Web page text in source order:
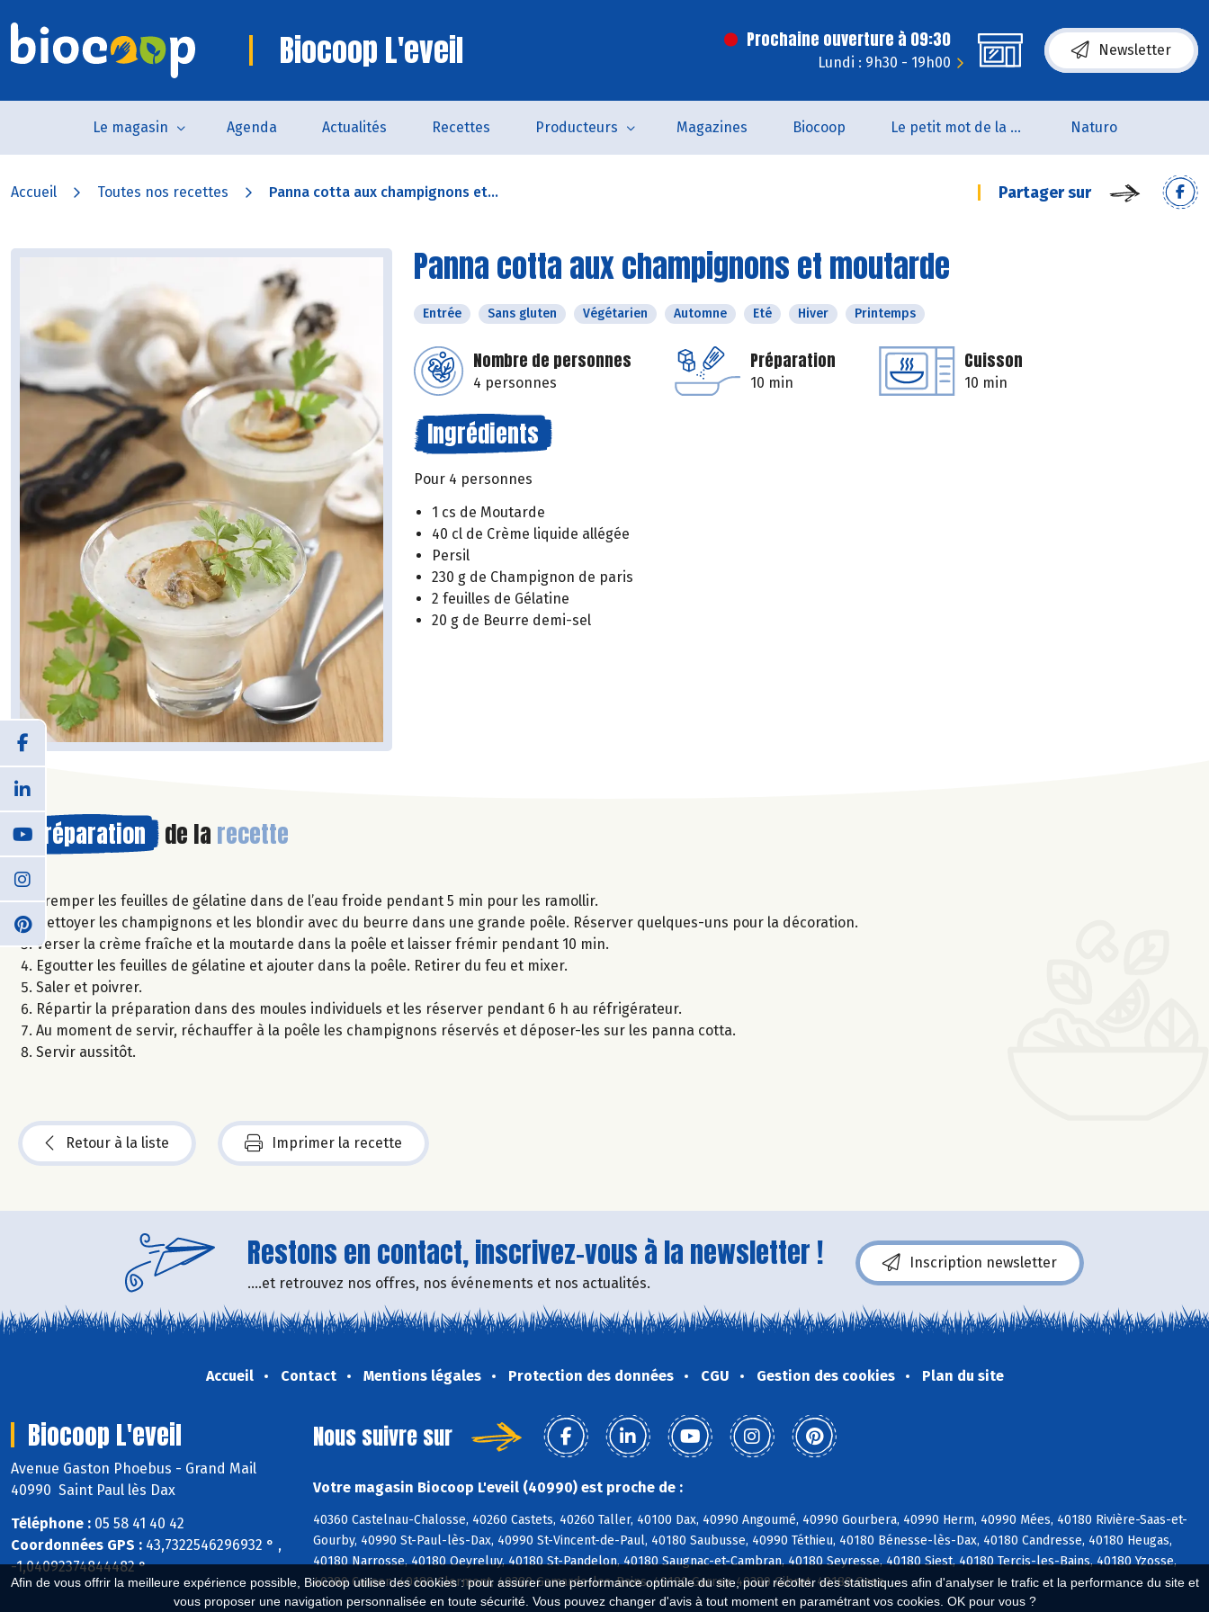
Afin de vous offrir la meilleure expérience possible, Biocoop utilise des cookies : pour assurer une performance optimale du site, pour récolter des statistiques afin d'analyser le trafic et la performance du site et
vous proposer une navigation personnalisée en toute sécurité. Vous pouvez changer d'avis à tout moment en paramétrant vos cookies. OK pour vous ?
Biocoop L'eveil Prochaine ouverture à 09:30
Lundi : 9h30 - 19h00
Newsletter
Le magasin Agenda Actualités Recettes Producteurs Magazines Biocoop Le petit mot de la naturo Naturo
Accueil Toutes nos recettes Panna cotta aux champignons et... Partager sur
Panna cotta aux champignons et moutarde
Entrée Sans gluten Végétarien Automne Eté Hiver Printemps
Nombre de personnes
4 personnes
Préparation
10 min
Cuisson
10 min
Ingrédients
Pour 4 personnes
1 cs de Moutarde
40 cl de Crème liquide allégée
Persil
230 g de Champignon de paris
2 feuilles de Gélatine
20 g de Beurre demi-sel
Préparation de la recette
Tremper les feuilles de gélatine dans de l’eau froide pendant 5 min pour les ramollir.
Nettoyer les champignons et les blondir avec du beurre dans une grande poêle. Réserver quelques-uns pour la décoration.
Verser la crème fraîche et la moutarde dans la poêle et laisser frémir pendant 10 min.
Egoutter les feuilles de gélatine et ajouter dans la poêle. Retirer du feu et mixer.
Saler et poivrer.
Répartir la préparation dans des moules individuels et les réserver pendant 6 h au réfrigérateur.
Au moment de servir, réchauffer à la poêle les champignons réservés et déposer-les sur les panna cotta.
Servir aussitôt.
Retour à la liste Imprimer la recette
Restons en contact, inscrivez-vous à la newsletter !
....et retrouvez nos offres, nos événements et nos actualités.
Inscription newsletter
Accueil Contact Mentions légales Protection des données CGU Gestion des cookies Plan du site
Biocoop L'eveil
Avenue Gaston Phoebus - Grand Mail
40990 Saint Paul lès Dax
Téléphone : 05 58 41 40 42
Coordonnées GPS : 43,7322546296932 ° ,
-1,04092374844482 °
Nous suivre sur
Votre magasin Biocoop L'eveil (40990) est proche de :
40360 Castelnau-Chalosse, 40260 Castets, 40260 Taller, 40100 Dax, 40990 Angoumé, 40990 Gourbera, 40990 Herm, 40990 Mées, 40180 Rivière-Saas-et-
Gourby, 40990 St-Paul-lès-Dax, 40990 St-Vincent-de-Paul, 40180 Saubusse, 40990 Téthieu, 40180 Bénesse-lès-Dax, 40180 Candresse, 40180 Heugas,
40180 Narrosse, 40180 Oeyreluy, 40180 St-Pandelon, 40180 Saugnac-et-Cambran, 40180 Seyresse, 40180 Siest, 40180 Tercis-les-Bains, 40180 Yzosse,
40380 Cassen, 40180 Clermont, 40380 Gamarde-les-Bains, 40180 Garrey, 40380 Gibret, 40180 Goos